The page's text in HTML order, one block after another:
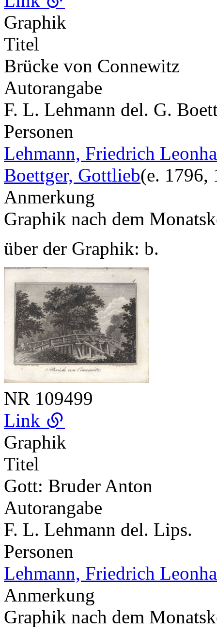
Graphik
Titel
Brücke von Connewitz
Autorangabe
F. L. Lehmann del. G.
Personen
Lehmann, Friedrich
Boettger, Gottlieb(e. 1796,
Anmerkung
Graphik nach dem
über der Graphik: b.
NR 109499
Link
Graphik
Titel
Gott: Bruder Anton
Autorangabe
F. L. Lehmann del. Lips.
Personen
Lehmann, Friedrich
Anmerkung
Graphik nach dem